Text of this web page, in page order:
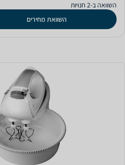
השוואה ב-2 חנויות
השוואת מחירים